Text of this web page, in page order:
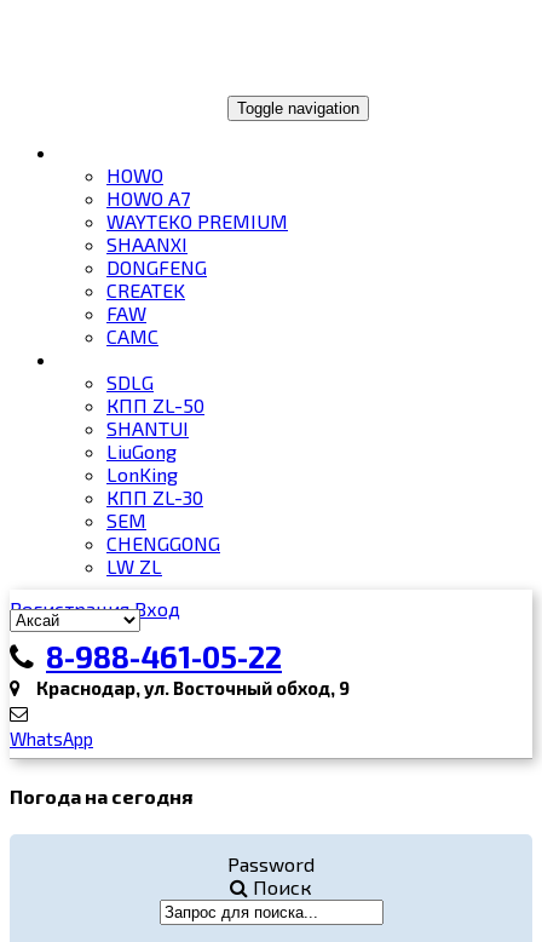
Toggle navigation
HOWO
HOWO A7
WAYTEKO PREMIUM
SHAANXI
DONGFENG
CREATEK
FAW
CAMC
SDLG
КПП ZL-50
SHANTUI
LiuGong
LonKing
КПП ZL-30
SEM
CHENGGONG
LW ZL
Регистрация Вход
8-988-461-05-22
Краснодар, ул. Восточный обход, 9
WhatsApp
Погода на сегодня
Password
Поиск